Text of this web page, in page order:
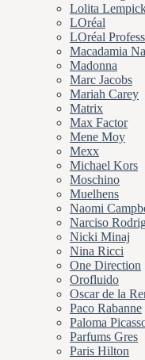
Lolita
LOréal
LOréal
Macadamia
Madonna
Marc Jacobs
Mariah Carey
Matrix
Max Factor
Mene Moy
Mexx
Michael Kors
Moschino
Muelhens
Naomi
Narciso
Nicki Minaj
Nina Ricci
One Direction
Orofluido
Oscar de la
Paco Rabanne
Paloma
Parfums Gres
Paris Hilton